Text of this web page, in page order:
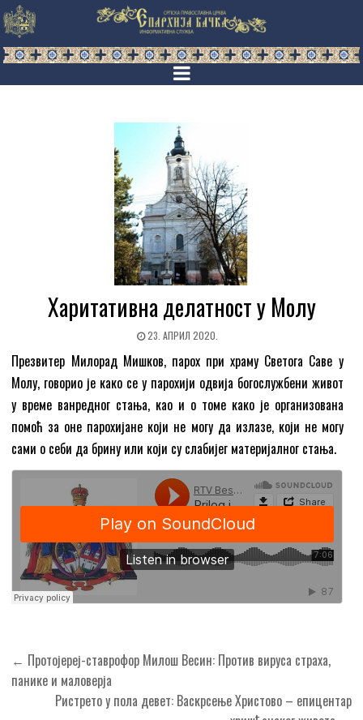
Харитативна делатност у Молу
23. АПРИЛ 2020.
Презвитер Милорад Мишков, парох при храму Светога Саве у
Молу, говорио је како се у парохији одвија богослужбени живот
у време ванредног стања, као и о томе како је организована
помоћ за оне парохијане који не могу да излазе, који не могу
сами о себи да брину или који су слабијег материјалног стања.
Кретање
чланка
← Протојереј-ставрофор Милош Весин: Против вируса страха,
панике и маловерја
Ристрето у пола девет: Васкрсење Христово – епицентар